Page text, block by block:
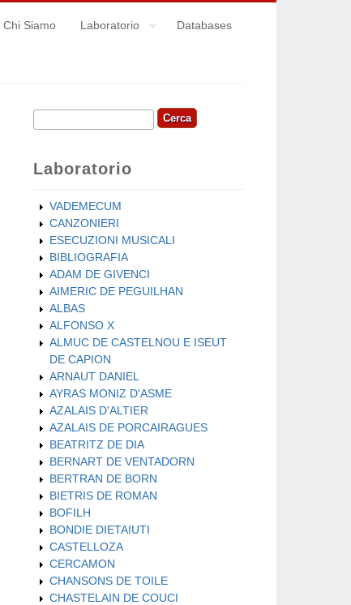
Chi Siamo Laboratorio Databases
Form di ricerca
Cerca
Laboratorio
VADEMECUM
CANZONIERI
ESECUZIONI MUSICALI
BIBLIOGRAFIA
ADAM DE GIVENCI
AIMERIC DE PEGUILHAN
ALBAS
ALFONSO X
ALMUC DE CASTELNOU E ISEUT
DE CAPION
ARNAUT DANIEL
AYRAS MONIZ D'ASME
AZALAIS D'ALTIER
AZALAIS DE PORCAIRAGUES
BEATRITZ DE DIA
BERNART DE VENTADORN
BERTRAN DE BORN
BIETRIS DE ROMAN
BOFILH
BONDIE DIETAIUTI
CASTELLOZA
CERCAMON
CHANSONS DE TOILE
CHASTELAIN DE COUCI